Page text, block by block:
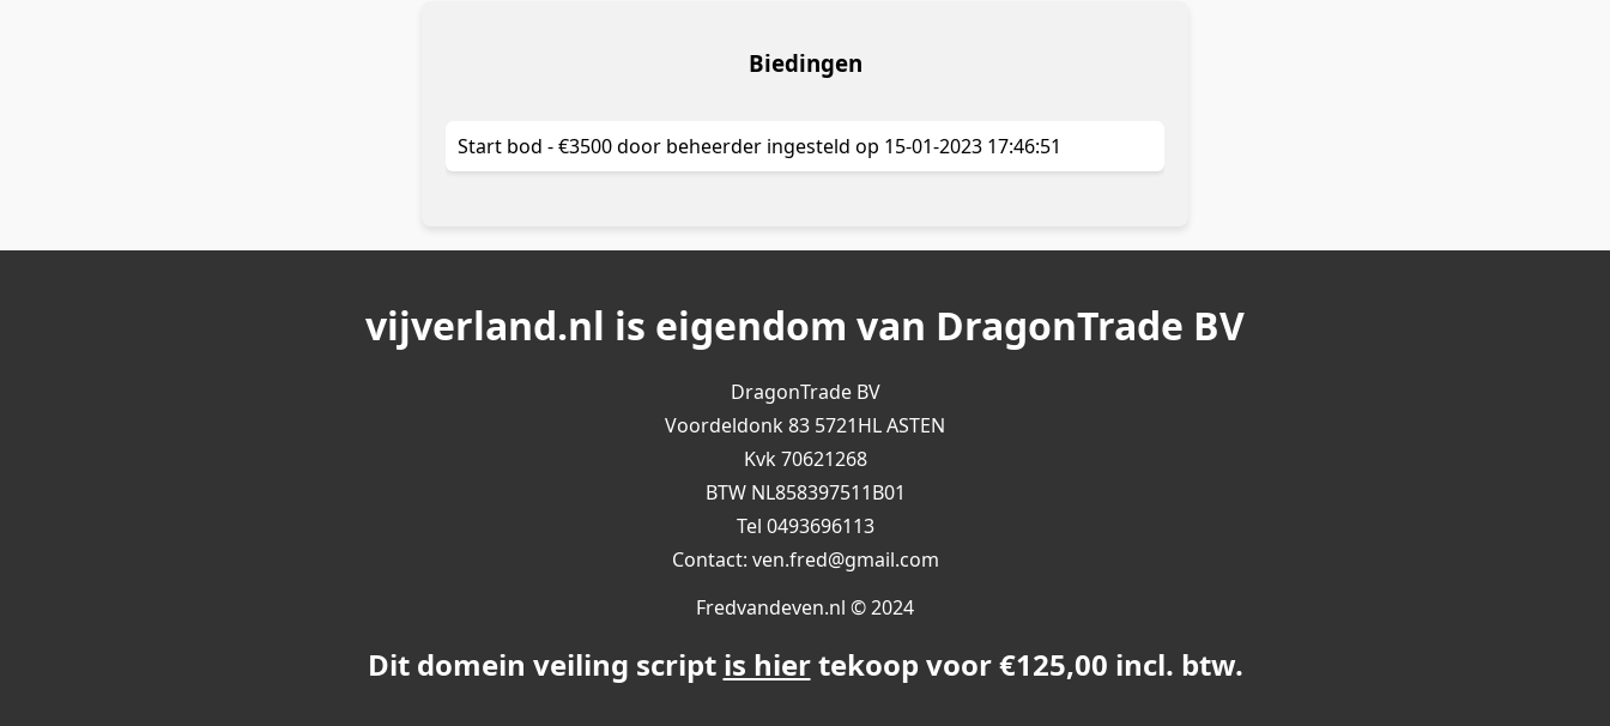
Biedingen
Start bod - €3500 door beheerder ingesteld op 15-01-2023 17:46:51
vijverland.nl is eigendom van DragonTrade BV
DragonTrade BV
Voordeldonk 83 5721HL ASTEN
Kvk 70621268
BTW NL858397511B01
Tel 0493696113
Contact: ven.fred@gmail.com
Fredvandeven.nl © 2024
Dit domein veiling script is hiertekoop voor €125,00 incl. btw.